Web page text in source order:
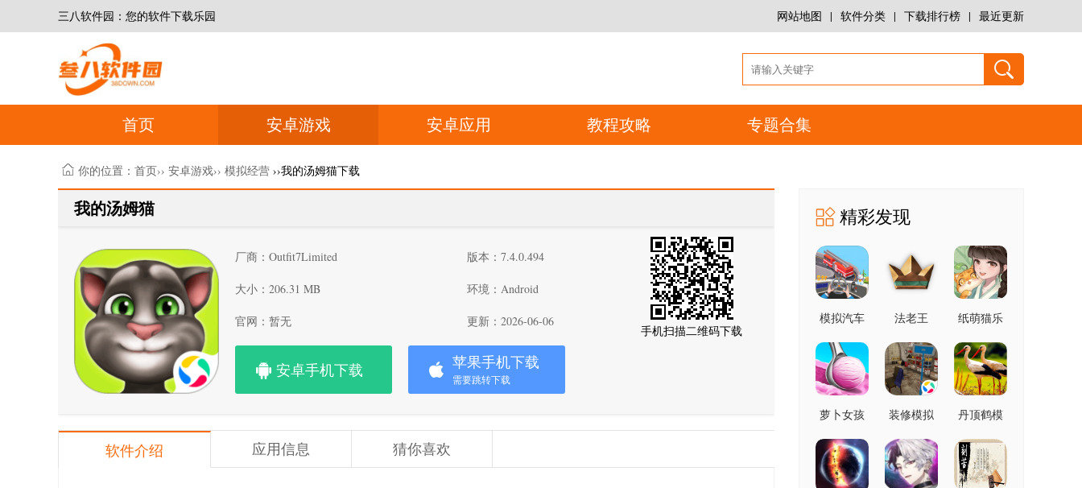
三八软件园：您的软件下载乐园 最近更新
下载排行榜 |
软件分类 |
网站地图 |
首页 安卓游戏 安卓应用 教程攻略 专题合集
你的位置： 首页›› 安卓游戏›› 模拟经营 ››我的汤姆猫下载
我的汤姆猫
安卓手机下载 苹果手机下载
需要跳转下载
厂商：Outfit7Limited 版本：7.4.0.494
大小：206.31 MB 环境：Android
官网：暂无 更新：2026-06-06
手机扫描二维码下载
软件介绍 应用信息 猜你喜欢
精彩发现
模拟汽车
法老王
纸萌猫乐
萝卜女孩
装修模拟
丹顶鹤模